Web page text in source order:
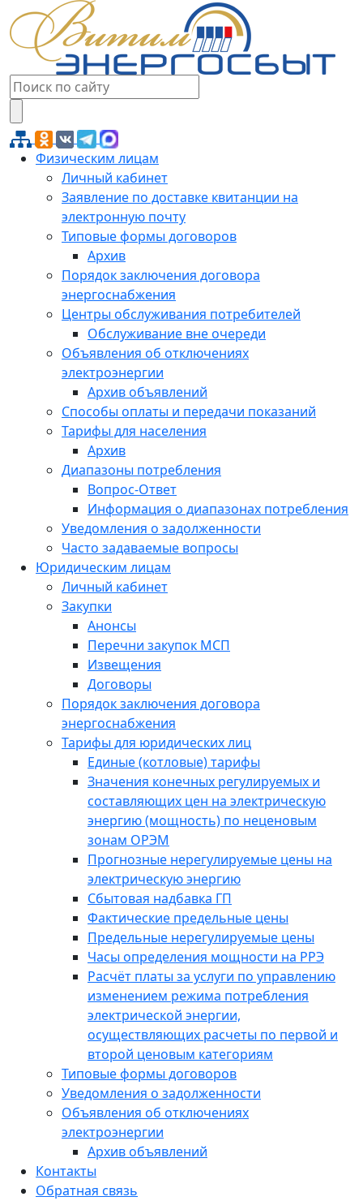
Физическим лицам
Личный кабинет
Заявление по доставке квитанции на
электронную почту
Типовые формы договоров
Архив
Порядок заключения договора
энергоснабжения
Центры обслуживания потребителей
Обслуживание вне очереди
Объявления об отключениях
электроэнергии
Архив объявлений
Способы оплаты и передачи показаний
Тарифы для населения
Архив
Диапазоны потребления
Вопрос-Ответ
Информация о диапазонах потребления
Уведомления о задолженности
Часто задаваемые вопросы
Юридическим лицам
Личный кабинет
Закупки
Анонсы
Перечни закупок МСП
Извещения
Договоры
Порядок заключения договора
энергоснабжения
Тарифы для юридических лиц
Единые (котловые) тарифы
Значения конечных регулируемых и
составляющих цен на электрическую
энергию (мощность) по неценовым
зонам ОРЭМ
Прогнозные нерегулируемые цены на
электрическую энергию
Сбытовая надбавка ГП
Фактические предельные цены
Предельные нерегулируемые цены
Часы определения мощности на РРЭ
Расчёт платы за услуги по управлению
изменением режима потребления
электрической энергии,
осуществляющих расчеты по первой и
второй ценовым категориям
Типовые формы договоров
Уведомления о задолженности
Объявления об отключениях
электроэнергии
Архив объявлений
Контакты
Обратная связь